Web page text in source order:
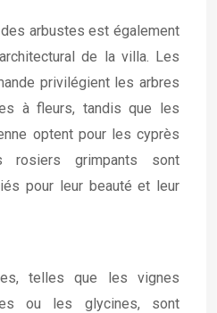
arbustes est également
de la villa. Les
privilégient les arbres
à fleurs, tandis que les
optent pour les cyprès
grimpants sont
pour leur beauté et leur
telles que les vignes
ou les glycines, sont